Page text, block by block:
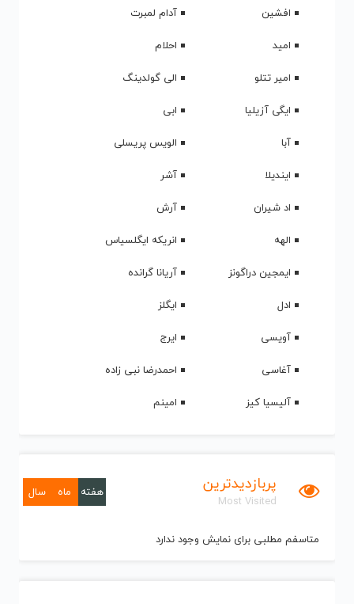
افشین
آدام لمبرت
امید
احلام
امیر تتلو
الی گولدینگ
ایگی آزیلیا
ابی
آبا
الویس پریسلی
ایندیلا
آشر
اد شیران
آرش
الهه
انریکه ایگلسیاس
ایمجین دراگونز
آریانا گرانده
ادل
ایگلز
آویسی
ایرج
آغاسی
احمدرضا نبی زاده
آلیسیا کیز
امینم
پربازدیدترین
Most Visited
هفته ماه سال
متاسفم مطلبی برای نمایش وجود ندارد